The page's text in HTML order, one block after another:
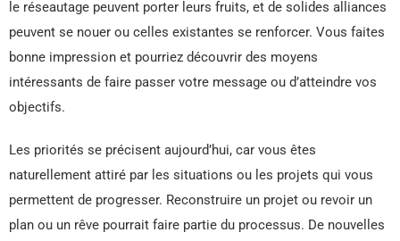
le réseautage peuvent porter leurs fruits, et de solides alliances
peuvent se nouer ou celles existantes se renforcer. Vous faites
bonne impression et pourriez découvrir des moyens
intéressants de faire passer votre message ou d’atteindre vos
objectifs.
Les priorités se précisent aujourd’hui, car vous êtes
naturellement attiré par les situations ou les projets qui vous
permettent de progresser. Reconstruire un projet ou revoir un
plan ou un rêve pourrait faire partie du processus. De nouvelles